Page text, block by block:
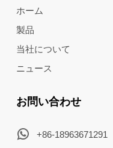
ホーム
製品
当社について
ニュース
お問い合わせ
+86-18963671291